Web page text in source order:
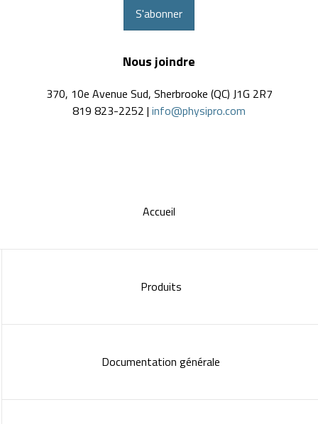
S'abonner
Nous joindre
370, 10e Avenue Sud, Sherbrooke (QC) J1G 2R7
819 823-2252 | info@physipro.com
Accueil
Produits
Documentation générale